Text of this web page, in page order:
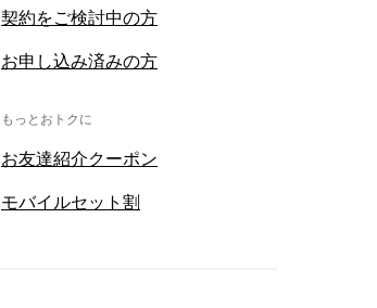
契約をご検討中の方
お申し込み済みの方
もっとおトクに
お友達紹介クーポン
モバイルセット割